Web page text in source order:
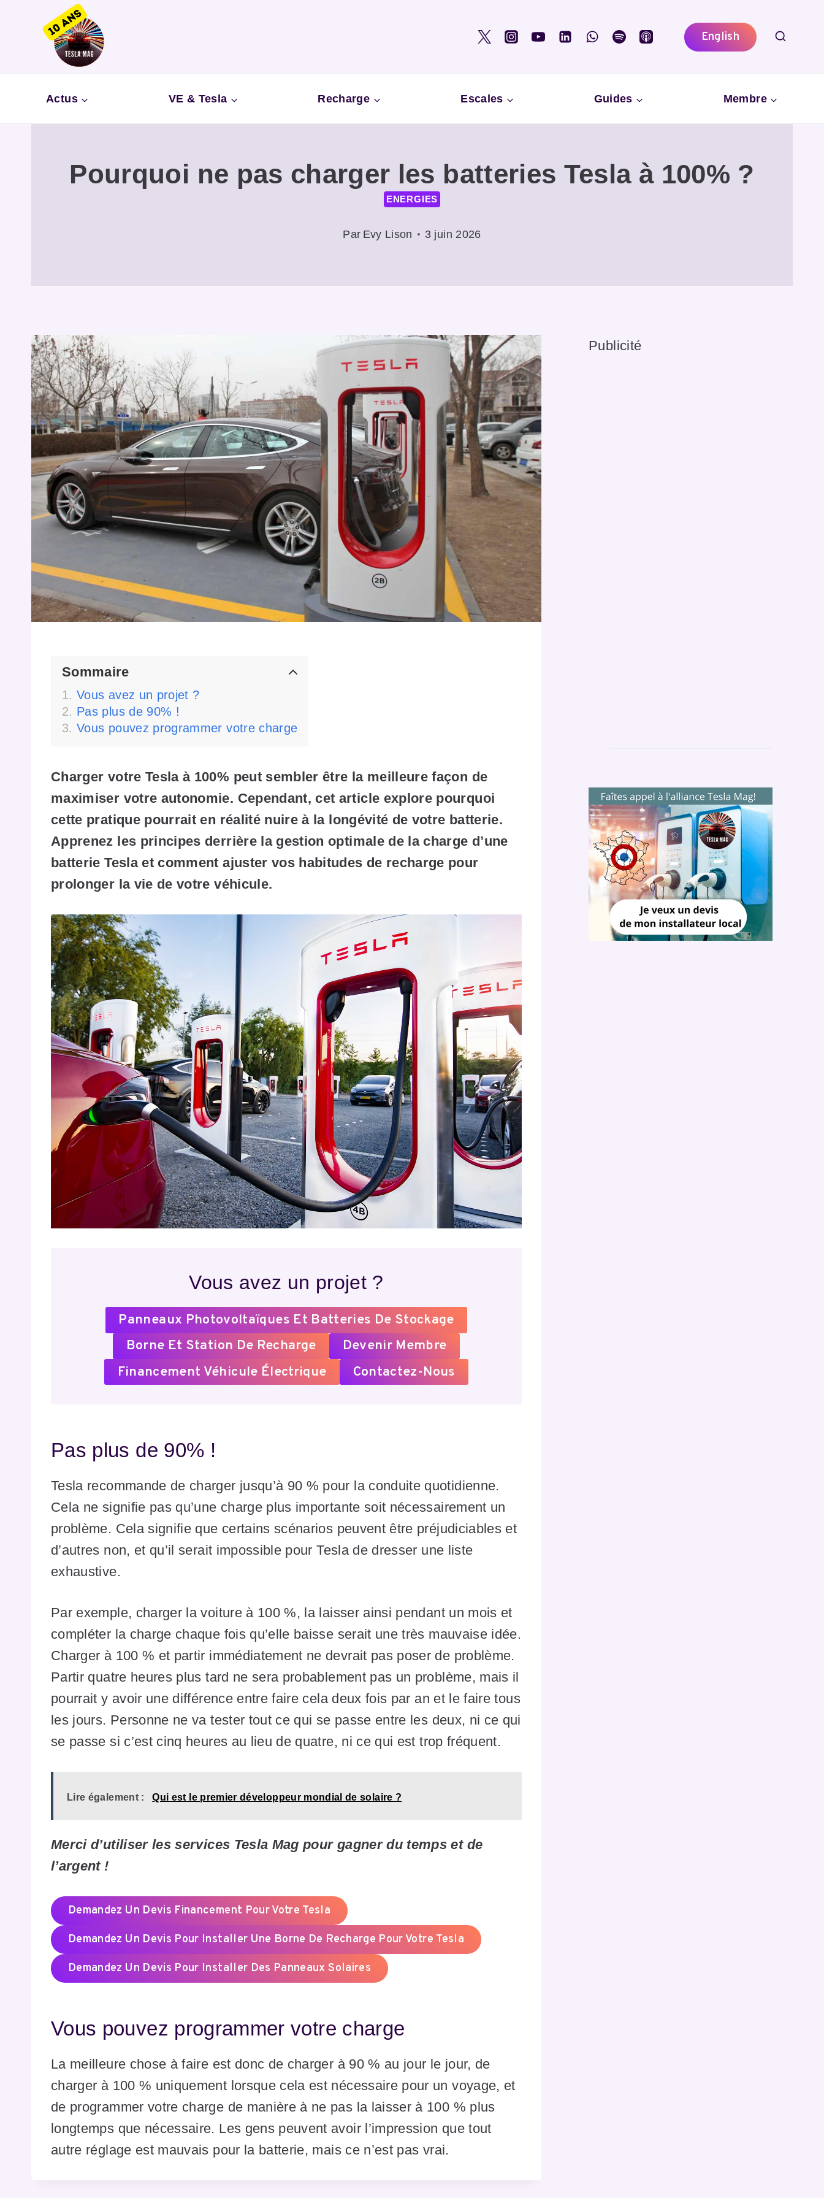
English
Actus VE & Tesla Recharge Escales Guides Membre
Pourquoi ne pas charger les batteries Tesla à 100% ?
ENERGIES
Par Evy Lison 3 juin 2026
Sommaire
Vous avez un projet ?
Pas plus de 90% !
Vous pouvez programmer votre charge
Charger votre Tesla à 100% peut sembler être la meilleure façon de
maximiser votre autonomie. Cependant, cet article explore pourquoi
cette pratique pourrait en réalité nuire à la longévité de votre batterie.
Apprenez les principes derrière la gestion optimale de la charge d’une
batterie Tesla et comment ajuster vos habitudes de recharge pour
prolonger la vie de votre véhicule.
Vous avez un projet ?
Panneaux Photovoltaïques Et Batteries De Stockage
Borne Et Station De Recharge
Devenir Membre
Financement Véhicule Électrique
Contactez-Nous
Pas plus de 90% !
Tesla recommande de charger jusqu’à 90 % pour la conduite quotidienne.
Cela ne signifie pas qu’une charge plus importante soit nécessairement un
problème. Cela signifie que certains scénarios peuvent être préjudiciables et
d’autres non, et qu’il serait impossible pour Tesla de dresser une liste
exhaustive.
Par exemple, charger la voiture à 100 %, la laisser ainsi pendant un mois et
compléter la charge chaque fois qu’elle baisse serait une très mauvaise idée.
Charger à 100 % et partir immédiatement ne devrait pas poser de problème.
Partir quatre heures plus tard ne sera probablement pas un problème, mais il
pourrait y avoir une différence entre faire cela deux fois par an et le faire tous
les jours. Personne ne va tester tout ce qui se passe entre les deux, ni ce qui
se passe si c’est cinq heures au lieu de quatre, ni ce qui est trop fréquent.
Lire également : Qui est le premier développeur mondial de solaire ?
Merci d’utiliser les services Tesla Mag pour gagner du temps et de
l’argent !
Demandez Un Devis Financement Pour Votre Tesla
Demandez Un Devis Pour Installer Une Borne De Recharge Pour Votre Tesla
Demandez Un Devis Pour Installer Des Panneaux Solaires
Vous pouvez programmer votre charge
La meilleure chose à faire est donc de charger à 90 % au jour le jour, de
charger à 100 % uniquement lorsque cela est nécessaire pour un voyage, et
de programmer votre charge de manière à ne pas la laisser à 100 % plus
longtemps que nécessaire. Les gens peuvent avoir l’impression que tout
autre réglage est mauvais pour la batterie, mais ce n’est pas vrai.
Publicité